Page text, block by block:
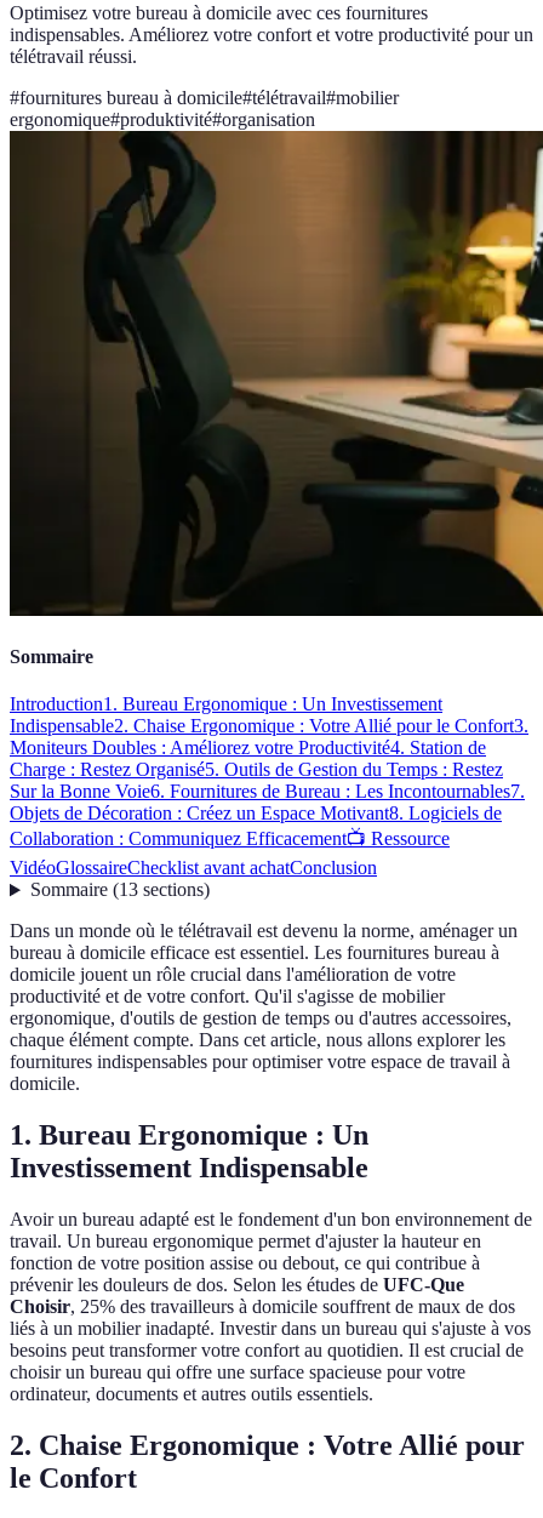
Optimisez votre bureau à domicile avec ces fournitures
indispensables. Améliorez votre confort et votre productivité pour un
télétravail réussi.
#fournitures bureau à domicile#télétravail#mobilier
ergonomique#produktivité#organisation
Sommaire
Introduction1. Bureau Ergonomique : Un Investissement
Indispensable2. Chaise Ergonomique : Votre Allié pour le Confort3.
Moniteurs Doubles : Améliorez votre Productivité4. Station de
Charge : Restez Organisé5. Outils de Gestion du Temps : Restez
Sur la Bonne Voie6. Fournitures de Bureau : Les Incontournables7.
Objets de Décoration : Créez un Espace Motivant8. Logiciels de
Collaboration : Communiquez Efficacement📺 Ressource
VidéoGlossaireChecklist avant achatConclusion
Sommaire(13 sections)
Dans un monde où le télétravail est devenu la norme, aménager un
bureau à domicile efficace est essentiel. Les fournitures bureau à
domicile jouent un rôle crucial dans l'amélioration de votre
productivité et de votre confort. Qu'il s'agisse de mobilier
ergonomique, d'outils de gestion de temps ou d'autres accessoires,
chaque élément compte. Dans cet article, nous allons explorer les
fournitures indispensables pour optimiser votre espace de travail à
domicile.
1. Bureau Ergonomique : Un
Investissement Indispensable
Avoir un bureau adapté est le fondement d'un bon environnement de
travail. Un bureau ergonomique permet d'ajuster la hauteur en
fonction de votre position assise ou debout, ce qui contribue à
prévenir les douleurs de dos. Selon les études de UFC-Que
Choisir, 25% des travailleurs à domicile souffrent de maux de dos
liés à un mobilier inadapté. Investir dans un bureau qui s'ajuste à vos
besoins peut transformer votre confort au quotidien. Il est crucial de
choisir un bureau qui offre une surface spacieuse pour votre
ordinateur, documents et autres outils essentiels.
2. Chaise Ergonomique : Votre Allié pour
le Confort